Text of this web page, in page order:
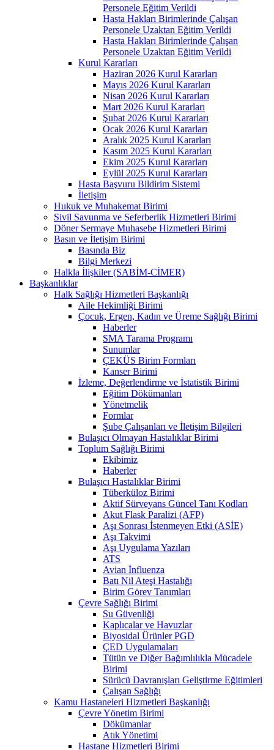
Personele Eğitim Verildi
Hasta Hakları Birimlerinde Çalışan
Personele Uzaktan Eğitim Verildi
Hasta Hakları Birimlerinde Çalışan
Personele Uzaktan Eğitim Verildi
Kurul Kararları
Haziran 2026 Kurul Kararları
Mayıs 2026 Kurul Kararları
Nisan 2026 Kurul Kararları
Mart 2026 Kurul Kararları
Şubat 2026 Kurul Kararları
Ocak 2026 Kurul Kararları
Aralık 2025 Kurul Kararları
Kasım 2025 Kurul Kararları
Ekim 2025 Kurul Kararları
Eylül 2025 Kurul Kararları
Hasta Başvuru Bildirim Sistemi
İletişim
Hukuk ve Muhakemat Birimi
Sivil Savunma ve Seferberlik Hizmetleri Birimi
Döner Sermaye Muhasebe Hizmetleri Birimi
Basın ve İletişim Birimi
Basında Biz
Bilgi Merkezi
Halkla İlişkiler (SABİM-CİMER)
Başkanlıklar
Halk Sağlığı Hizmetleri Başkanlığı
Aile Hekimliği Birimi
Çocuk, Ergen, Kadın ve Üreme Sağlığı Birimi
Haberler
SMA Tarama Programı
Sunumlar
ÇEKÜS Birim Formları
Kanser Birimi
İzleme, Değerlendirme ve İstatistik Birimi
Eğitim Dökümanları
Yönetmelik
Formlar
Şube Çalışanları ve İletişim Bilgileri
Bulaşıcı Olmayan Hastalıklar Birimi
Toplum Sağlığı Birimi
Ekibimiz
Haberler
Bulaşıcı Hastalıklar Birimi
Tüberküloz Birimi
Aktif Sürveyans Güncel Tanı Kodları
Akut Flask Paralizi (AFP)
Aşı Sonrası İstenmeyen Etki (ASİE)
Aşı Takvimi
Aşı Uygulama Yazıları
ATS
Avian İnfluenza
Batı Nil Ateşi Hastalığı
Birim Görev Tanımları
Çevre Sağlığı Birimi
Su Güvenliği
Kaplıcalar ve Havuzlar
Biyosidal Ürünler PGD
ÇED Uygulamaları
Tütün ve Diğer Bağımlılıkla Mücadele
Birimi
Sürücü Davranışları Geliştirme Eğitimleri
Çalışan Sağlığı
Kamu Hastaneleri Hizmetleri Başkanlığı
Çevre Yönetim Birimi
Dökümanlar
Atık Yönetimi
Hastane Hizmetleri Birimi